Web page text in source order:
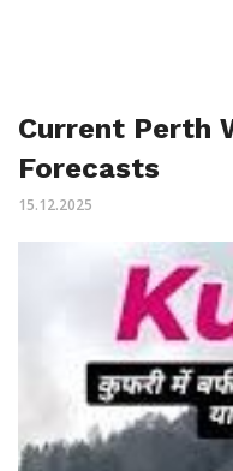
Current Perth
Forecasts
15.12.2025